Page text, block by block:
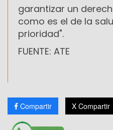
garantizar un
como es el de la
prioridad".
FUENTE: ATE
Compartir X Compartir